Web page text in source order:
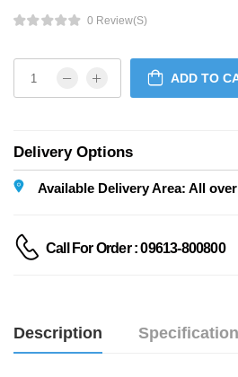
0 Review(s)
ADD TO
Delivery Options
Available Delivery Area: All
Call For Order : 09613-800800
Description Specification